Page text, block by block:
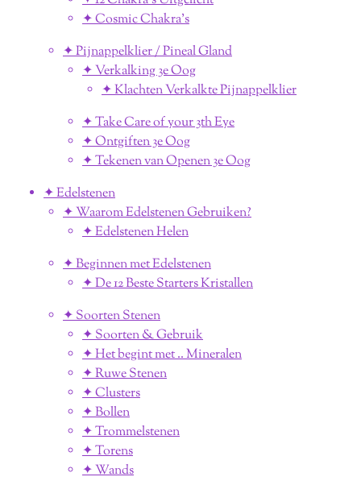
✦ Cosmic Chakra's
✦ Pijnappelklier / Pineal Gland
✦ Verkalking 3e Oog
✦ Klachten Verkalkte Pijnappelklier
✦ Take Care of your 3th Eye
✦ Ontgiften 3e Oog
✦ Tekenen van Openen 3e Oog
✦ Edelstenen
✦ Waarom Edelstenen Gebruiken?
✦ Edelstenen Helen
✦ Beginnen met Edelstenen
✦ De 12 Beste Starters Kristallen
✦ Soorten Stenen
✦ Soorten & Gebruik
✦ Het begint met .. Mineralen
✦ Ruwe Stenen
✦ Clusters
✦ Bollen
✦ Trommelstenen
✦ Torens
✦ Wands